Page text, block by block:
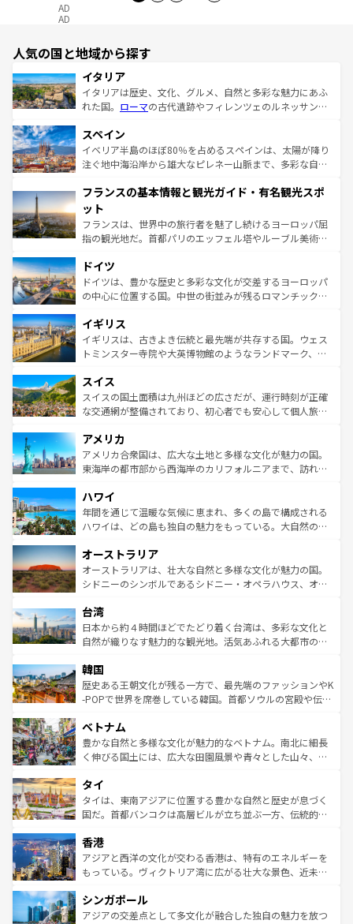
AD
AD
人気の国と地域から探す
イタリア
イタリアは歴史、文化、グルメ、自然と多彩な魅力にあふ
れた国。 ローマの古代遺跡やフィレンツェのルネッサンス
ろん、トスカーナの美しい田園風景やアマルフィ海岸の絶
景など、自然景観も見逃せない。観光の合間には、本場の
ピザやパスタなど、絶品のイタリア料理を堪能することも
ませてくれるイタリアで、忘れられない旅をしてみよう！
なお、新着のイタリア情報は
しい。
スペイン
イベリア半島のほぼ80％を占めるスペインは、太陽が降り
注ぐ地中海沿岸から雄大なピレネー山脈まで、多彩な自然
文化が根付くこの国では、情熱的なフラメンコ、熱気あふ
れる闘牛、そして美味しいタパスが生活の一部となってい
る。首都マドリードの洗練された雰囲気や、バルセロナの
アートに溢れた街角から、地方では古代ローマ遺跡や中世
せる。地方によって風土や気候が異なるスペインはその個
性で訪れる人を魅了する。 なお、新着のスペイン情報は コ
ンテンツ一覧を参照してほしい。
フランスの基本情報と観光ガイド・有名観光スポ
ット
フランスは、世界中の旅行者を魅了し続けるヨーロッパ屈
指の観光地だ。首都パリのエッフェル塔やルーブル美術館
で、幅広い魅力が詰まっている。華麗な宮殿、歴史的な大
聖堂、美しいビーチ、そして豊かな自然が、訪れる者を心
から魅了する。また、フランスは美食の国としても知ら
いる。シャンパンの発祥地であるランス、プロヴァンスの
香り高いラベンダー畑など、多彩な楽しみ方が可能だ。さ
らに、パリ以外の地域にも魅力が溢れており、どの街角に
れる地方に足を運ぶとそれぞれで全く異なる文化を体験で
きるだろう。 なお、新着のフランス情報はコンテンツ一覧
を参照してほしい。
ドイツ
ドイツは、豊かな歴史と多彩な文化が交差するヨーロッパ
の中心に位置する国。中世の街並みが残るロマンチック街
顔を持つこの国は、どこを歩いても飽きることがない。ベ
ルリンの文化的活気、バイエルン州のアルプスの絶景、そ
してライン川沿いのワイン畑といった風景は必見。ビール
は、お酒好きな人にはぜひ体験してほしい。 なお、新着の
ドイツ情報はコンテンツ一覧を参照してほしい。
イギリス
イギリスは、古きよき伝統と最先端が共存する国。ウェス
トミンスター寺院や大英博物館のようなランドマーク、歴
リアごとに異なる魅力がある。また、優雅なアフタヌーン
ティー、ビール好きにはたまらない英国パブ、サッカー観
戦など、本場だからこそできる体験も豊富。イギリスを旅
ンツ一覧を参照してほしい。
スイス
スイスの国土面積は九州ほどの広さだが、運行時刻が正確
な交通網が整備されており、初心者でも安心して個人旅行
の建物がそのまま残る町や、スイスならではのユニークな
博物館もあり、アルプス観光だけでなく町歩きも満喫する
ことができる。国民の所得が高いため物価も高いが、旅行
ば市内交通費無料で観光を楽しむこともできる。 なお、新
着のスイス情報はコンテンツ一覧 を参照してほしい。
アメリカ
アメリカ合衆国は、広大な土地と多様な文化が魅力の国。
東海岸の都市部から西海岸のカリフォルニアまで、訪れる
のような巨大都市は、観光、ショッピング、エンターテイ
ンメントが詰まった刺激的なスポットだ。一方、アメリカ
西部には大自然が広がり、グランドキャニオンやイエロー
部のニューオーリンズでは、音楽と美食が融合した独特の
文化が魅力。旅行者はアメリカの各地域で異なる魅力を楽
しみながら、その多様性と豊かな歴史を感じることができ
ならではの贅沢な旅のスタイルだ。 なお、新着のアメリカ
情報はコンテンツ一覧を参照してほしい。
ハワイ
年間を通じて温暖な気候に恵まれ、多くの島で構成される
ハワイは、どの島も独自の魅力をもっている。大自然の神
ワイ島は見逃せない。また、定番の観光地といえばオアフ
島だが、静かな自然を求めるならマウイ島やカウアイ島が
おすすめ。エメラルドグリーンに輝く海をはじめ、豊かな
れるおもてなしの心で訪れる人々を迎えてくれるハワイの
人々、おいしいローカルフードやハワイアンミュージッ
ク、伝統的なフラダンスなど、すべてがハワイの魅力を彩
ワイを、存分に味わってほしい。 なお、新着のハワイ情報
はコンテンツ一覧を参照してほしい。
オーストラリア
オーストラリアは、壮大な自然と多様な文化が魅力の国。
シドニーのシンボルであるシドニー・オペラハウス、オー
リアリーフや大陸中央部にそびえるウルル（エアーズロッ
ク）、タスマニアの美しい原生林やケアンズの熱帯雨林な
ど、見どころがたくさん。また、カフェやワイン、オージ
いる。アクティビティも充実しており、サーフィンやダイ
ビング、ハイキングなど、アウトドア好きにはたまらな
い。オーストラリアの多彩な魅力を存分に味わいつくそ
参照してほしい。
台湾
日本から約４時間ほどでたどり着く台湾は、多彩な文化と
自然が織りなす魅力的な観光地。活気あふれる大都市の台
ン）、静ひつな山岳地帯である台湾東部など、都市の喧騒
と山間の静けさが共存しており、訪れる人に新しい発見と
驚きをもたらしてくれる。また、奥深い台湾の食文化も魅
容にもいいと評判のスイーツなど、バラエティ豊かな料理
が味わえる。 なお、新着の台湾情報は コンテンツ一覧を参
照してほしい。
韓国
歴史ある王朝文化が残る一方で、最先端のファッションやK
-POPで世界を席巻している韓国。首都ソウルの宮殿や伝統
き、地方に足を延ばせば四季折々の自然美を楽しむことが
できる。そして、キムチや焼肉、絶品のストリートフード
まで、さまざまな韓国料理が待っている。夜には、韓国な
リティに包まれながら、韓国の多彩な魅力を心ゆくまで味
わってみてほしい。 なお、新着の韓国情報はコンテンツ一
覧を参照してほしい。
ベトナム
豊かな自然と多様な文化が魅力的なベトナム。南北に細長
く伸びる国土には、広大な田園風景や青々とした山々、世
急速な発展と共に伝統が息づく。ハノイの古い町並みやホ
ーチミン市のフランス統治時代の建物も、独特の雰囲気を
醸し出している。また、バラエティの豊かさとおいしさで
とつ。フォーやバインミー、ベトナムコーヒーなどは、ぜ
ひ現地で味わいたい。どの地域を訪れてもあたたかい人々
が旅行者を迎えてくれるので、きっと忘れられない旅にな
参照してほしい。
タイ
タイは、東南アジアに位置する豊かな自然と歴史が息づく
国だ。首都バンコクは高層ビルが立ち並ぶ一方、伝統的な
の活気が交差している。北部ではチェンマイなどの山岳地
帯で自然と触れ合い、南部ではプーケットやクラビの美し
いビーチでリゾート気分を楽しむことができる。タイ料理
激する。気候は一年中温暖で、どの季節にも異なる楽しみ
が待っている。親しみやすいタイの人々、仏教を中心とし
香港
アジアと西洋の文化が交わる香港は、特有のエネルギーを
もっている。ヴィクトリア湾に広がる壮大な景色、近未来
み、どこを訪れても感動するはず。観光スポットが密集し
ており、効率よく見どころを回れるのも魅力。息をのむよ
シンガポール
アジアの交差点として多文化が融合した独自の魅力を放つ